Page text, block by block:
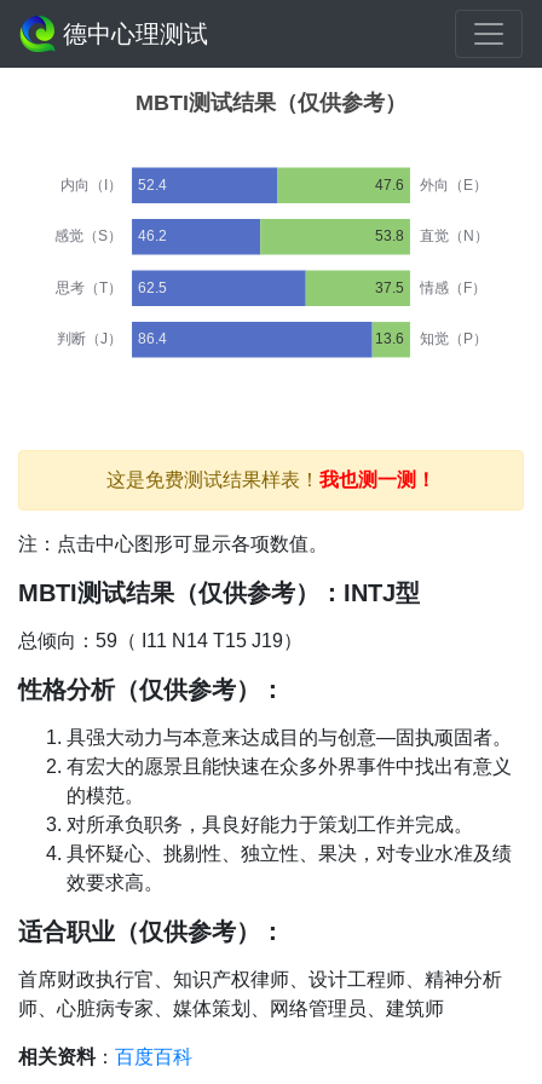
德中心理测试
这是免费测试结果样表！ 我也测一测！
注：点击中心图形可显示各项数值。
MBTI测试结果（仅供参考）：INTJ型
总倾向：59（ I11 N14 T15 J19）
性格分析（仅供参考）：
具强大动力与本意来达成目的与创意—固执顽固者。
有宏大的愿景且能快速在众多外界事件中找出有意义
的模范。
对所承负职务，具良好能力于策划工作并完成。
具怀疑心、挑剔性、独立性、果决，对专业水准及绩
效要求高。
适合职业（仅供参考）：
首席财政执行官、知识产权律师、设计工程师、精神分析
师、心脏病专家、媒体策划、网络管理员、建筑师
相关资料： 百度百科